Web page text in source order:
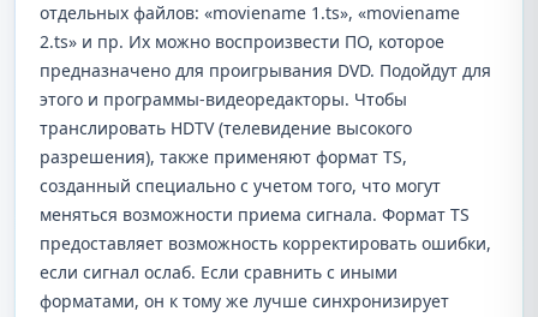
отдельных файлов: «moviename 1.ts», «moviename
2.ts» и пр. Их можно воспроизвести ПО, которое
предназначено для проигрывания DVD. Подойдут для
этого и программы-видеоредакторы. Чтобы
транслировать HDTV (телевидение высокого
разрешения), также применяют формат TS,
созданный специально с учетом того, что могут
меняться возможности приема сигнала. Формат TS
предоставляет возможность корректировать ошибки,
если сигнал ослаб. Если сравнить с иными
форматами, он к тому же лучше синхронизирует